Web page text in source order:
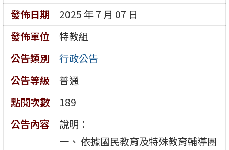
發佈日期
2025 年 7 月 07 日
發佈單位
特教組
公告類別
行政公告
公告等級
普通
點閱次數
189
公告內容
說明：
一、 依據國民教育及特殊教育輔導團